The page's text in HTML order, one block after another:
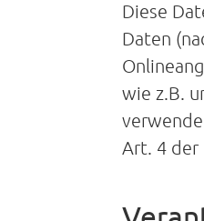
Diese
Daten
wie z.B.
Art. 4 der